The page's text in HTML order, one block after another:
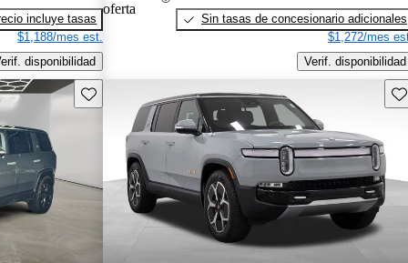
incluye tasas
$1,188/mes est.
disponibilidad
oferta
Sin tasas de concesionario adicionales
$1,272/mes
Verif. disponibilidad
Guarda este Aviso